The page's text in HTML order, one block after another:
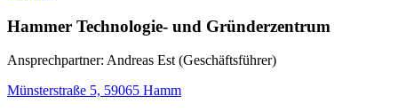
Hammer Technologie- und Gründerzentrum
Ansprechpartner: Andreas Est (Geschäftsführer)
Münsterstraße 5, 59065 Hamm